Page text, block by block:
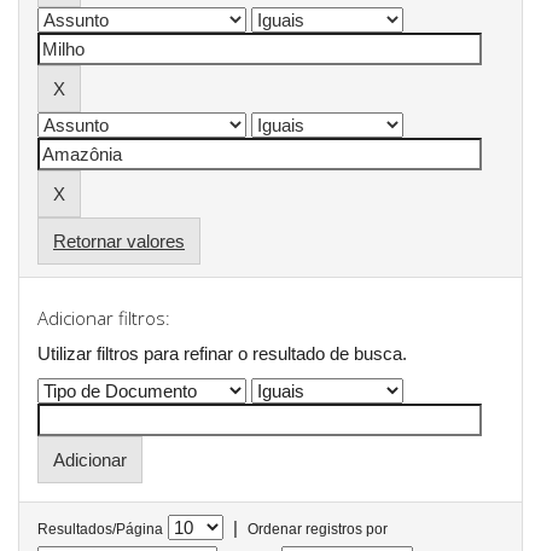
Retornar valores
Adicionar filtros:
Utilizar filtros para refinar o resultado de busca.
Resultados/Página |
Ordenar registros por